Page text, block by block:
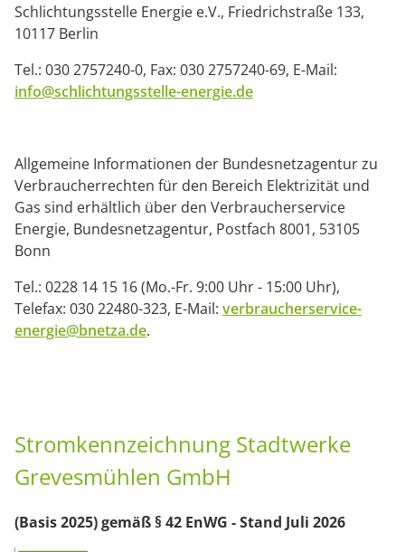
Schlichtungsstelle Energie e.V., Friedrichstraße 133,
10117 Berlin
Tel.: 030 2757240-0, Fax: 030 2757240-69, E-Mail:
info@schlichtungsstelle-energie.de
Allgemeine Informationen der Bundesnetzagentur zu
Verbraucherrechten für den Bereich Elektrizität und
Gas sind erhältlich über den Verbraucherservice
Energie, Bundesnetzagentur, Postfach 8001, 53105
Bonn
Tel.: 0228 14 15 16 (Mo.-Fr. 9:00 Uhr - 15:00 Uhr),
Telefax: 030 22480-323, E-Mail: verbraucherservice-
energie@bnetza.de.
Stromkennzeichnung Stadtwerke
Grevesmühlen GmbH
(Basis 2025) gemäß § 42 EnWG - Stand Juli 2026